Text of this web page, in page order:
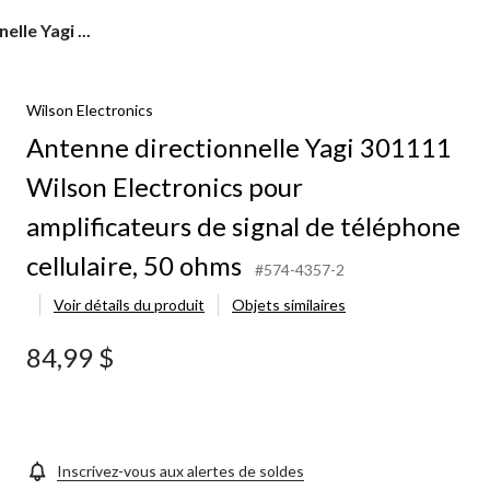
Yagi ...
Wilson Electronics
Antenne directionnelle Yagi 301111
Wilson Electronics pour
amplificateurs de signal de téléphone
cellulaire, 50 ohms
#574-4357-2
Voir détails du produit
Objets similaires
84,99 $
Inscrivez-vous aux alertes de soldes